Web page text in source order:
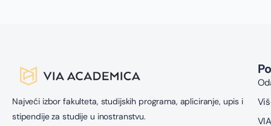
Najveći izbor fakulteta, studijskih programa, apliciranje, upis i
stipendije za studije u inostranstvu.